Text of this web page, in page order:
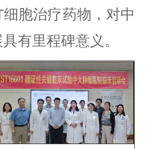
细胞治疗药物，对中
有里程碑意义。